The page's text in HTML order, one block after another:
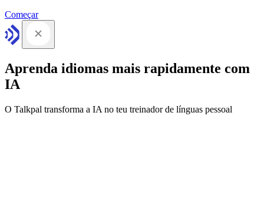
Começar
Aprenda idiomas mais rapidamente com
IA
O Talkpal transforma a IA no teu treinador de línguas pessoal